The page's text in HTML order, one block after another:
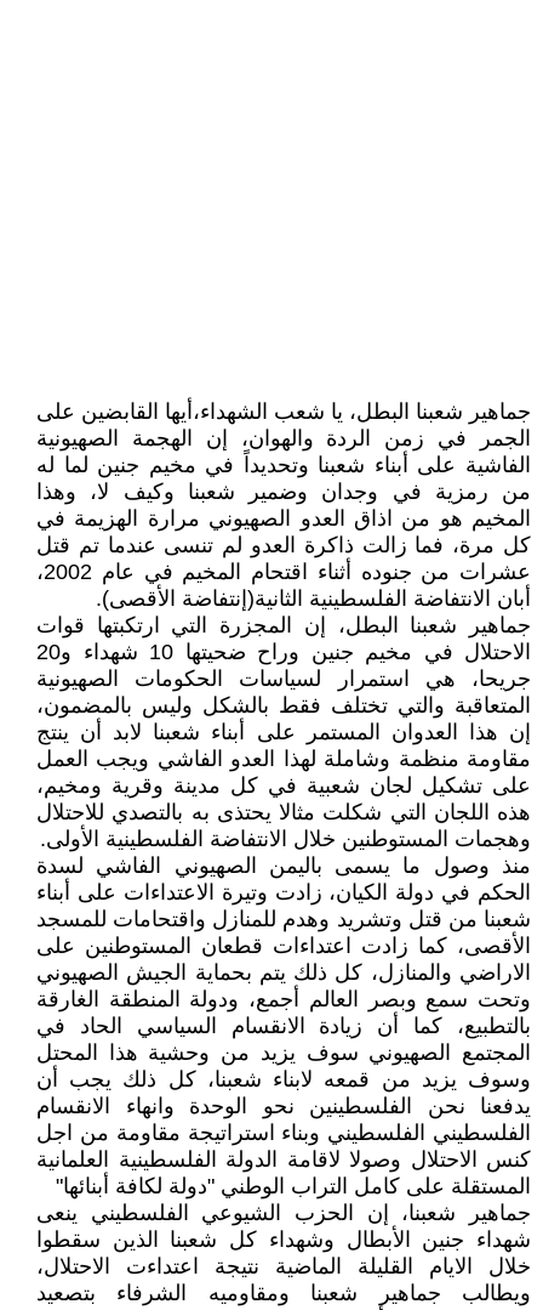
جماهير شعبنا البطل، يا شعب الشهداء،أيها القابضين على
الجمر في زمن الردة والهوان، إن الهجمة الصهيونية
الفاشية على أبناء شعبنا وتحديداً في مخيم جنين لما له
من رمزية في وجدان وضمير شعبنا وكيف لا، وهذا
المخيم هو من اذاق العدو الصهيوني مرارة الهزيمة في
كل مرة، فما زالت ذاكرة العدو لم تنسى عندما تم قتل
عشرات من جنوده أثناء اقتحام المخيم في عام 2002،
أبان الانتفاضة الفلسطينية الثانية(إنتفاضة الأقصى).
جماهير شعبنا البطل، إن المجزرة التي ارتكبتها قوات
الاحتلال في مخيم جنين وراح ضحيتها 10 شهداء و20
جريحا، هي استمرار لسياسات الحكومات الصهيونية
المتعاقبة والتي تختلف فقط بالشكل وليس بالمضمون،
إن هذا العدوان المستمر على أبناء شعبنا لابد أن ينتج
مقاومة منظمة وشاملة لهذا العدو الفاشي ويجب العمل
على تشكيل لجان شعبية في كل مدينة وقرية ومخيم،
هذه اللجان التي شكلت مثالا يحتذى به بالتصدي للاحتلال
وهجمات المستوطنين خلال الانتفاضة الفلسطينية الأولى.
منذ وصول ما يسمى باليمن الصهيوني الفاشي لسدة
الحكم في دولة الكيان، زادت وتيرة الاعتداءات على أبناء
شعبنا من قتل وتشريد وهدم للمنازل واقتحامات للمسجد
الأقصى، كما زادت اعتداءات قطعان المستوطنين على
الاراضي والمنازل، كل ذلك يتم بحماية الجيش الصهيوني
وتحت سمع وبصر العالم أجمع، ودولة المنطقة الغارقة
بالتطبيع، كما أن زيادة الانقسام السياسي الحاد في
المجتمع الصهيوني سوف يزيد من وحشية هذا المحتل
وسوف يزيد من قمعه لابناء شعبنا، كل ذلك يجب أن
يدفعنا نحن الفلسطينين نحو الوحدة وانهاء الانقسام
الفلسطيني الفلسطيني وبناء استراتيجة مقاومة من اجل
كنس الاحتلال وصولا لاقامة الدولة الفلسطينية العلمانية
المستقلة على كامل التراب الوطني "دولة لكافة أبنائها"
جماهير شعبنا، إن الحزب الشيوعي الفلسطيني ينعى
شهداء جنين الأبطال وشهداء كل شعبنا الذين سقطوا
خلال الايام القليلة الماضية نتيجة اعتداءت الاحتلال،
ويطالب جماهير شعبنا ومقاوميه الشرفاء بتصعيد